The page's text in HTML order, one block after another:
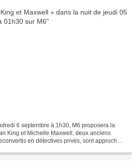
6 septembre à 1h30, M6 proposera la
King et Michelle Maxwell, deux anciens
en détectives privés, sont approchés